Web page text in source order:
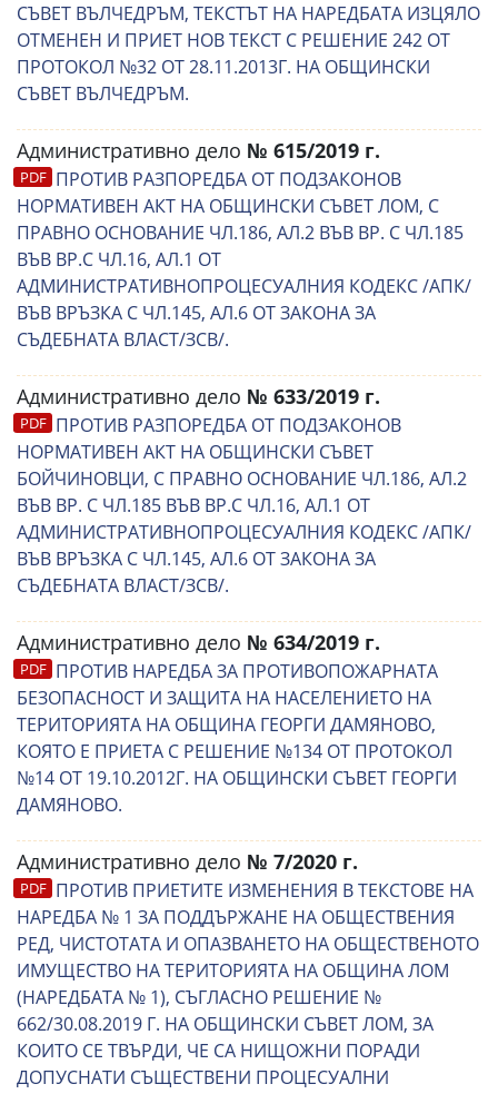
СЪВЕТ ВЪЛЧЕДРЪМ, ТЕКСТЪТ НА НАРЕДБАТА ИЗЦЯЛО
ОТМЕНЕН И ПРИЕТ НОВ ТЕКСТ С РЕШЕНИЕ 242 ОТ
ПРОТОКОЛ №32 ОТ 28.11.2013Г. НА ОБЩИНСКИ
СЪВЕТ ВЪЛЧЕДРЪМ.
Административно дело № 615/2019 г.
ПРОТИВ РАЗПОРЕДБА ОТ ПОДЗАКОНОВ
НОРМАТИВЕН АКТ НА ОБЩИНСКИ СЪВЕТ ЛОМ, С
ПРАВНО ОСНОВАНИЕ ЧЛ.186, АЛ.2 ВЪВ ВР. С ЧЛ.185
ВЪВ ВР.С ЧЛ.16, АЛ.1 ОТ
АДМИНИСТРАТИВНОПРОЦЕСУАЛНИЯ КОДЕКС /АПК/
ВЪВ ВРЪЗКА С ЧЛ.145, АЛ.6 ОТ ЗАКОНА ЗА
СЪДЕБНАТА ВЛАСТ/ЗСВ/.
Административно дело № 633/2019 г.
ПРОТИВ РАЗПОРЕДБА ОТ ПОДЗАКОНОВ
НОРМАТИВЕН АКТ НА ОБЩИНСКИ СЪВЕТ
БОЙЧИНОВЦИ, С ПРАВНО ОСНОВАНИЕ ЧЛ.186, АЛ.2
ВЪВ ВР. С ЧЛ.185 ВЪВ ВР.С ЧЛ.16, АЛ.1 ОТ
АДМИНИСТРАТИВНОПРОЦЕСУАЛНИЯ КОДЕКС /АПК/
ВЪВ ВРЪЗКА С ЧЛ.145, АЛ.6 ОТ ЗАКОНА ЗА
СЪДЕБНАТА ВЛАСТ/ЗСВ/.
Административно дело № 634/2019 г.
ПРОТИВ НАРЕДБА ЗА ПРОТИВОПОЖАРНАТА
БЕЗОПАСНОСТ И ЗАЩИТА НА НАСЕЛЕНИЕТО НА
ТЕРИТОРИЯТА НА ОБЩИНА ГЕОРГИ ДАМЯНОВО,
КОЯТО Е ПРИЕТА С РЕШЕНИЕ №134 ОТ ПРОТОКОЛ
№14 ОТ 19.10.2012Г. НА ОБЩИНСКИ СЪВЕТ ГЕОРГИ
ДАМЯНОВО.
Административно дело № 7/2020 г.
ПРОТИВ ПРИЕТИТЕ ИЗМЕНЕНИЯ В ТЕКСТОВЕ НА
НАРЕДБА № 1 ЗА ПОДДЪРЖАНЕ НА ОБЩЕСТВЕНИЯ
РЕД, ЧИСТОТАТА И ОПАЗВАНЕТО НА ОБЩЕСТВЕНОТО
ИМУЩЕСТВО НА ТЕРИТОРИЯТА НА ОБЩИНА ЛОМ
(НАРЕДБАТА № 1), СЪГЛАСНО РЕШЕНИЕ №
662/30.08.2019 Г. НА ОБЩИНСКИ СЪВЕТ ЛОМ, ЗА
КОИТО СЕ ТВЪРДИ, ЧЕ СА НИЩОЖНИ ПОРАДИ
ДОПУСНАТИ СЪЩЕСТВЕНИ ПРОЦЕСУАЛНИ